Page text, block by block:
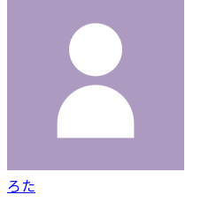
ろた